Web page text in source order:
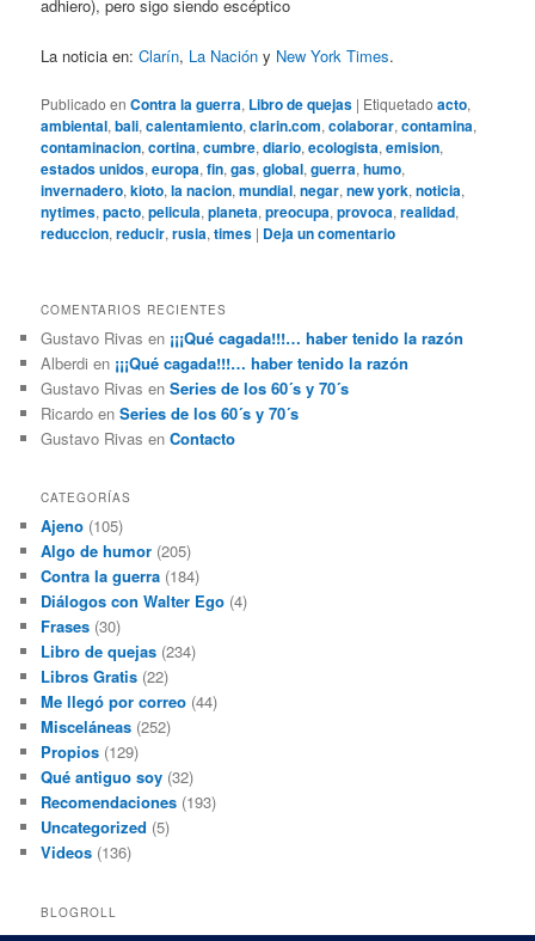
adhiero), pero sigo siendo escéptico
La noticia en:Clarín, La Nación y New York Times.
Publicado en Contra la guerra, Libro de quejas | Etiquetado acto,
ambiental,bali,calentamiento,clarin.com,colaborar,contamina,
contaminacion,cortina,cumbre,diario,ecologista,emision,
estados unidos,europa,fin,gas,global,guerra,humo,
invernadero,kioto,la nacion,mundial,negar,new york,noticia,
nytimes,pacto,pelicula,planeta,preocupa,provoca,realidad,
reduccion,reducir,rusia,times | Deja un comentario
COMENTARIOS RECIENTES
Gustavo Rivas en ¡¡¡Qué cagada!!!… haber tenido la razón
Alberdi en ¡¡¡Qué cagada!!!… haber tenido la razón
Gustavo Rivas enSeries de los 60´s y 70´s
Ricardo enSeries de los 60´s y 70´s
Gustavo Rivas enContacto
CATEGORÍAS
Ajeno (105)
Algo de humor (205)
Contra la guerra (184)
Diálogos con Walter Ego (4)
Frases (30)
Libro de quejas (234)
Libros Gratis (22)
Me llegó por correo (44)
Misceláneas (252)
Propios (129)
Qué antiguo soy (32)
Recomendaciones (193)
Uncategorized (5)
Videos (136)
BLOGROLL